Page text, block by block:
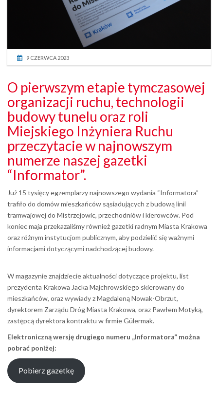
9 CZERWCA 2023
O pierwszym etapie tymczasowej
organizacji ruchu, technologii
budowy tunelu oraz roli
Miejskiego Inżyniera Ruchu
przeczytacie w najnowszym
numerze naszej gazetki
“Informator”.
Już 15 tysięcy egzemplarzy najnowszego wydania “Informatora”
trafiło do domów mieszkańców sąsiadujących z budową linii
tramwajowej do Mistrzejowic, przechodniów i kierowców. Pod
koniec maja przekazaliśmy również gazetki radnym Miasta Krakowa
oraz różnym instytucjom publicznym, aby podzielić się ważnymi
informacjami dotyczącymi nadchodzącej budowy.
W magazynie znajdziecie aktualności dotyczące projektu, list
prezydenta Krakowa Jacka Majchrowskiego skierowany do
mieszkańców, oraz wywiady z Magdaleną Nowak-Obrzut,
dyrektorem Zarządu Dróg Miasta Krakowa, oraz Pawłem Motyką,
zastępcą dyrektora kontraktu w firmie Gülermak.
Elektroniczną wersję drugiego numeru „Informatora” można
pobrać poniżej:
Pobierz gazetkę